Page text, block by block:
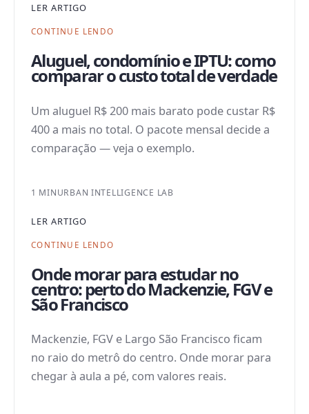
LER ARTIGO
CONTINUE LENDO
Aluguel, condomínio e IPTU: como
comparar o custo total de verdade
Um aluguel R$ 200 mais barato pode custar R$
400 a mais no total. O pacote mensal decide a
comparação — veja o exemplo.
1 MINURBAN INTELLIGENCE LAB
LER ARTIGO
CONTINUE LENDO
Onde morar para estudar no
centro: perto do Mackenzie, FGV e
São Francisco
Mackenzie, FGV e Largo São Francisco ficam
no raio do metrô do centro. Onde morar para
chegar à aula a pé, com valores reais.